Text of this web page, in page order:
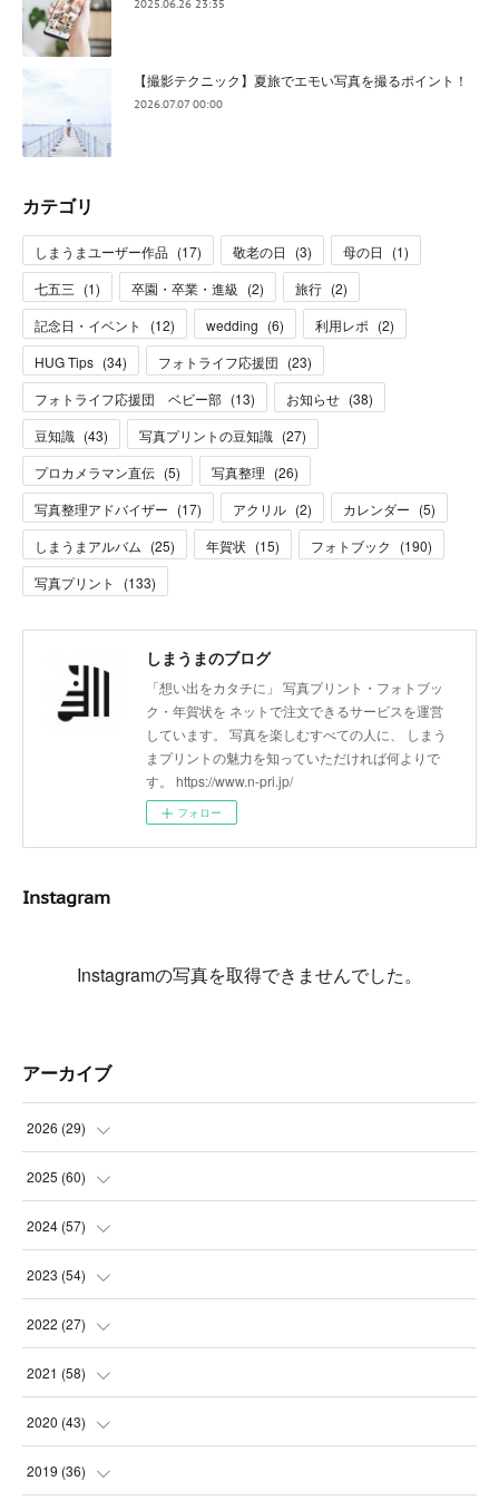
2025.06.26 23:35
【撮影テクニック】夏旅でエモい写真を撮るポイント！
2026.07.07 00:00
カテゴリ
しまうまユーザー作品 (17) 敬老の日 (3) 母の日 (1)
七五三 (1) 卒園・卒業・進級 (2) 旅行 (2)
記念日・イベント
(12) wedding (6) 利用レポ (2)
HUG Tips (34) フォトライフ応援団 (23)
フォトライフ応援団 ベビー部 (13) お知らせ (38)
豆知識 (43) 写真プリントの豆知識 (27)
プロカメラマン直伝 (5) 写真整理 (26)
写真整理アドバイザー (17) アクリル (2) カレンダー (5)
しまうまアルバム (25) 年賀状 (15) フォトブック (190)
写真プリント
(133)
しまうまのブログ
「想い出をカタチに」 写真プリント・フォトブッ
ク・年賀状を ネットで注文できるサービスを運営
しています。 写真を楽しむすべての人に、 しまう
まプリントの魅力を知っていただければ何よりで
す。 https://www.n-pri.jp/
フォロー
Instagram
Instagramの写真を取得できませんでした。
アーカイブ
2026 (29)
(5
(3
(7
(6
2025 (60)
(3
(3
(3
(2
2024 (57)
(4
(5
(2
(6
2023 (54)
(6
(8
(9
(6
2022 (27)
(1
(3
(3
2021 (58)
(1
(5
2020 (43)
(5
2019 (36)